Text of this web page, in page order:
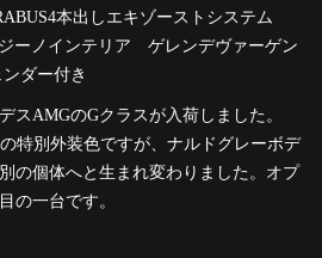
本出しエキゾーストシステム
ーノインテリア ゲレンデヴァーゲン
ダー付き
スAMGのGクラスが入荷しました。
特別外装色ですが、ナルドグレーボデ
の個体へと生まれ変わりました。オプ
の一台です。